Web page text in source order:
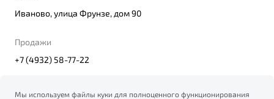
Иваново, улица Фрунзе, дом 90
Продажи
+7 (4932) 58-77-22
Мы используем файлы куки для полноценного функционирования